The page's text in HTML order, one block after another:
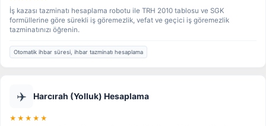
İş kazası tazminatı hesaplama robotu ile TRH 2010 tablosu ve SGK
formüllerine göre sürekli iş göremezlik, vefat ve geçici iş göremezlik
tazminatınızı öğrenin.
Otomatik ihbar süresi, ihbar tazminatı hesaplama
✈️ Harcırah (Yolluk) Hesaplama
★★★★★